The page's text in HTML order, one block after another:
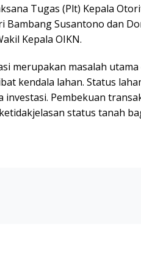
Tugas (Plt) Kepala
Bambang Susantono dan
Kepala OIKN.
merupakan masalah utama
kendala lahan. Status
Pembekuan
status tanah